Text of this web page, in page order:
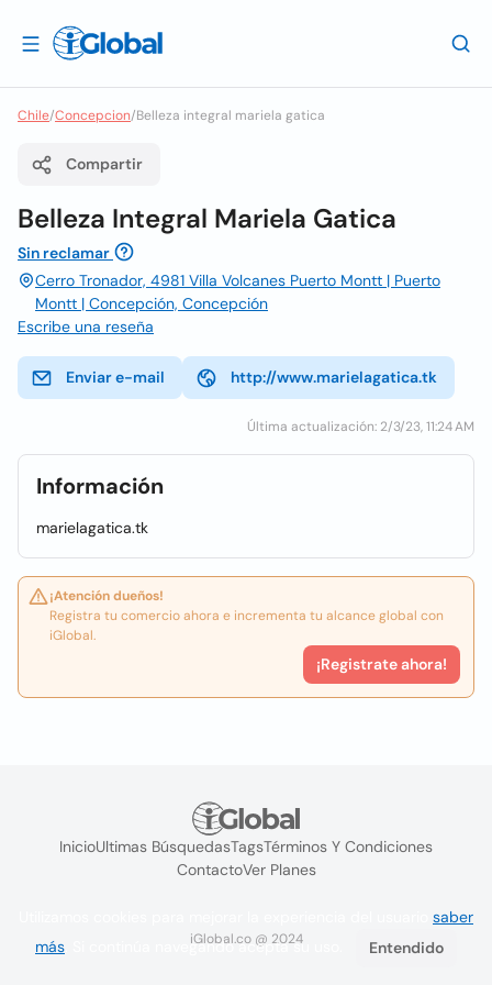
Chile/Concepcion/Belleza integral mariela gatica
Compartir
Belleza Integral Mariela Gatica
Sin reclamar
Cerro Tronador, 4981 Villa Volcanes Puerto Montt | Puerto
Montt | Concepción, Concepción
Escribe una reseña
Enviar e-mail http://www.marielagatica.tk
Última actualización: 2/3/23, 11:24 AM
Información
marielagatica.tk
¡Atención dueños!
Registra tu comercio ahora e incrementa tu alcance global con
iGlobal.
¡Registrate ahora!
InicioUltimas BúsquedasTagsTérminos Y Condiciones
ContactoVer Planes
iGlobal.co @ 2024
saber
más . Si continúa navegando acepta su uso. Entendido